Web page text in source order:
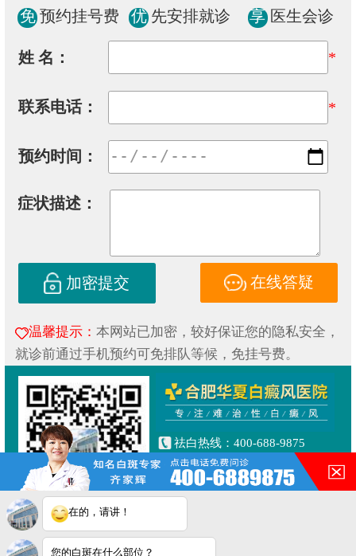
免 预约挂号费 优 先安排就诊 享 医生会诊
姓 名： *
联系电话： *
预约时间：
症状描述：
加密提交 在线答疑
温馨提示： 本网站已加密，较好保证您的隐私安全，
就诊前通过手机预约可免排队等候，免挂号费。
祛白热线：400-688-9875
健康专线：130-0306-3616
合肥市铜陵路与合裕路交叉口
东北角（天成大厦旁）
Copyright © 2019
皖ICP备16014022号-1
在的，请讲！
您的白斑在什么部位？